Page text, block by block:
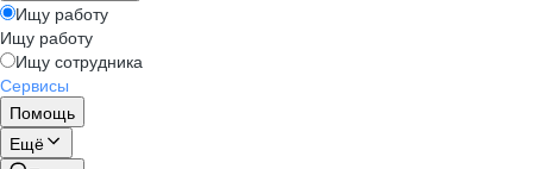
Ищу работу
Ищу работу
Ищу сотрудника
Сервисы
Помощь
Ещё